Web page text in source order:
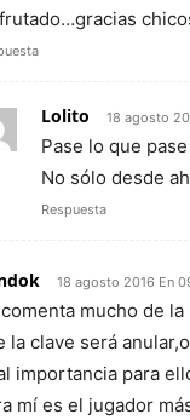
Lolito 18 agosto
Pase lo que
No sólo desde
Respuesta
18 agosto 2016 En
mucho de
la clave será
importancia para
mí es el jugador